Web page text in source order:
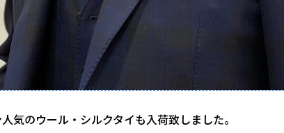
気のウール・シルクタイも入荷致しました。